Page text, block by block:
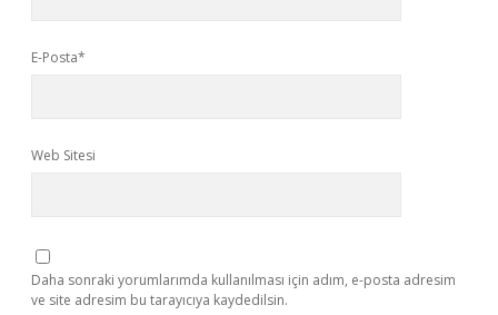
E-Posta*
Web Sitesi
Daha sonraki yorumlarımda kullanılması için adım, e-posta adresim
ve site adresim bu tarayıcıya kaydedilsin.